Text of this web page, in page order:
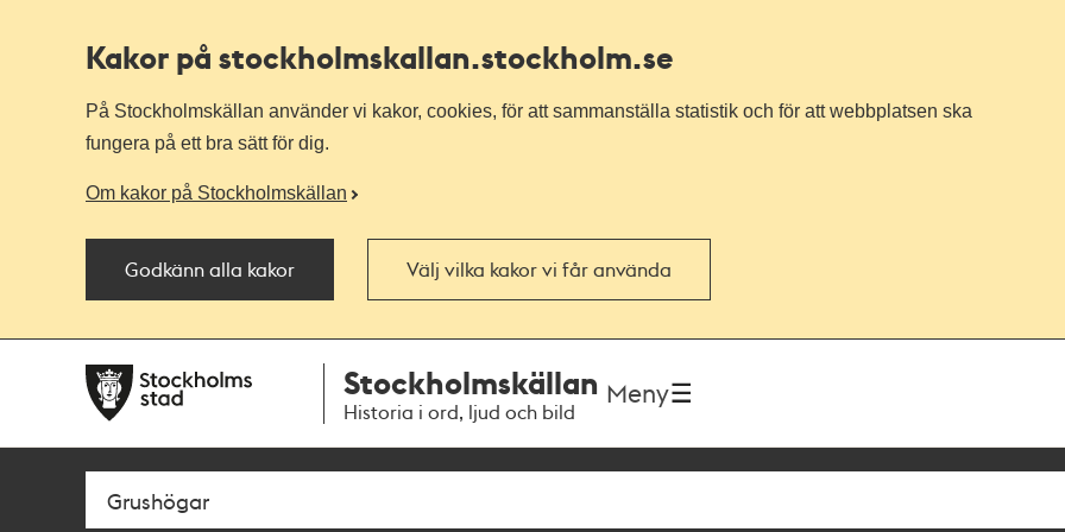
Kakor på stockholmskallan.stockholm.se
På Stockholmskällan använder vi kakor, cookies, för att sammanställa statistik och för att webbplatsen ska
fungera på ett bra sätt för dig.
Om kakor på Stockholmskällan
Godkänn alla kakor Välj vilka kakor vi får använda
navigationen
huvudinnehållet
Stockholmskällan
Historia i ord, ljud och bild
Meny
Sök